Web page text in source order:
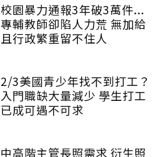
校園暴力通報3年破3萬件...
專輔教師卻陷人力荒 無加給
且行政繁重留不住人
2/3美國青少年找不到打工？
入門職缺大量減少 學生打工
已成可遇不可求
中高階主管長照需求 衍生照